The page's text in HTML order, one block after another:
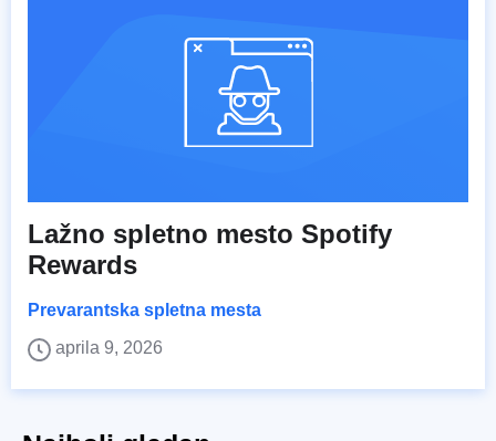
Lažno spletno mesto Spotify
Rewards
Prevarantska spletna mesta
aprila 9, 2026